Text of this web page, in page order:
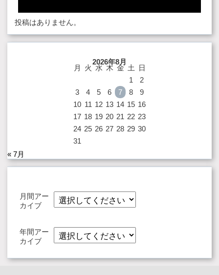
投稿はありません。
2026年8月
月 火 水 木 金 土
日
1
2
3
4 5 6 7 8
9
10 11 12 13 14 15 16
17 18 19 20 21 22 23
24 25 26 27 28 29 30
31
« 7月
月間アー
カイブ
年間アー
カイブ